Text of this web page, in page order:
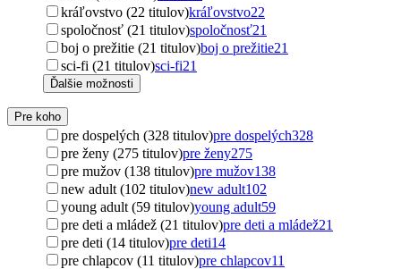
kráľovstvo (22 titulov)kráľovstvo22
spoločnosť (21 titulov)spoločnosť21
boj o prežitie (21 titulov)boj o prežitie21
sci-fi (21 titulov)sci-fi21
Ďalšie možnosti
Pre koho
pre dospelých (328 titulov)pre dospelých328
pre ženy (275 titulov)pre ženy275
pre mužov (138 titulov)pre mužov138
new adult (102 titulov)new adult102
young adult (59 titulov)young adult59
pre deti a mládež (21 titulov)pre deti a mládež21
pre deti (14 titulov)pre deti14
pre chlapcov (11 titulov)pre chlapcov11